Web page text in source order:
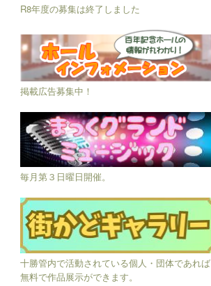
R8年度の募集は終了しました
掲載広告募集中！
毎月第３日曜日開催。
十勝管内で活動されている個人・団体であれば
無料で作品展示ができます。